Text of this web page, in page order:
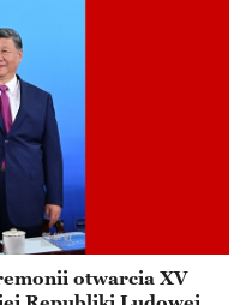
otwarcia XV